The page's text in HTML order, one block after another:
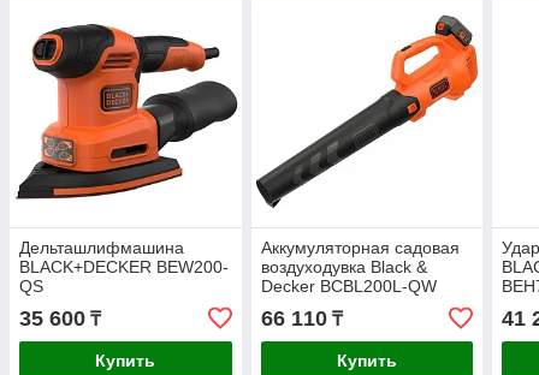
Дельташлифмашина
BLACK+DECKER BEW200-
QS
35 600 ₸
Купить
Аккумуляторная садовая
воздуходувка Black &
Decker BCBL200L-QW
66 110₸
Купить
41